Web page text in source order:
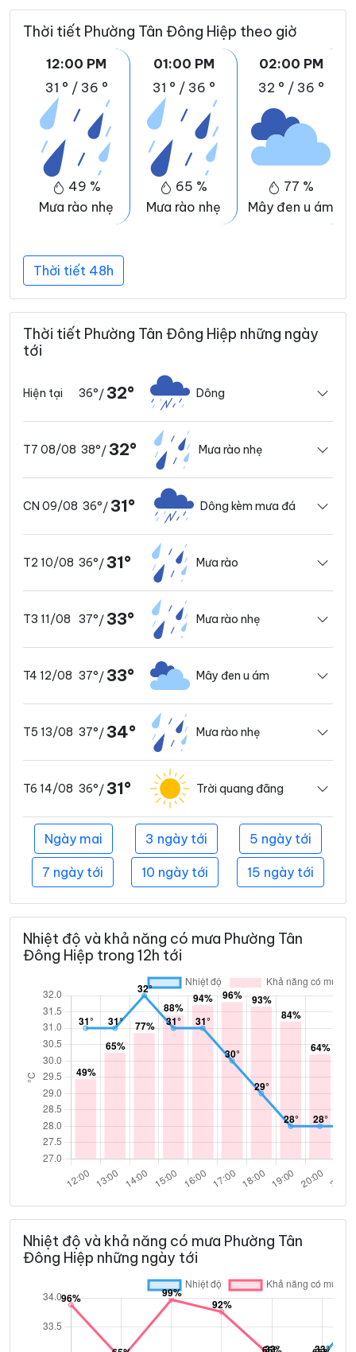
Thời tiết Phường Tân Đông Hiệp theo giờ
12:00 PM
31 ° / 36 °
49 %
Mưa rào nhẹ
01:00 PM
31 ° / 36 °
65 %
Mưa rào nhẹ
02:00 PM
32 ° / 36 °
77 %
Mây đen u ám
Thời tiết 48h
Thời tiết Phường Tân Đông Hiệp những ngày
tới
Hiện tại 36°/ 32° Dông
T7 08/08 38°/ 32° Mưa rào nhẹ
CN 09/08 36°/ 31° Dông kèm mưa đá
T2 10/08 36°/ 31° Mưa rào
T3 11/08 37°/ 33° Mưa rào nhẹ
T4 12/08 37°/ 33° Mây đen u ám
T5 13/08 37°/ 34° Mưa rào nhẹ
T6 14/08 36°/ 31° Trời quang đãng
Ngày mai 3 ngày tới 5 ngày tới
7 ngày tới 10 ngày tới 15 ngày tới
Nhiệt độ và khả năng có mưa Phường Tân
Đông Hiệp trong 12h tới
Nhiệt độ và khả năng có mưa Phường Tân
Đông Hiệp những ngày tới